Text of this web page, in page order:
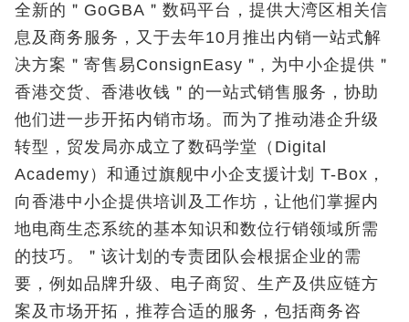
全新的＂GoGBA＂数码平台，提供大湾区相关信
息及商务服务，又于去年10月推出内销一站式解
决方案＂寄售易ConsignEasy＂, 为中小企提供＂
香港交货、香港收钱＂的一站式销售服务，协助
他们进一步开拓内销市场。而为了推动港企升级
转型，贸发局亦成立了数码学堂（Digital
Academy）和通过旗舰中小企支援计划 T-Box，
向香港中小企提供培训及工作坊，让他们掌握内
地电商生态系统的基本知识和数位行销领域所需
的技巧。＂该计划的专责团队会根据企业的需
要，例如品牌升级、电子商贸、生产及供应链方
案及市场开拓，推荐合适的服务，包括商务咨